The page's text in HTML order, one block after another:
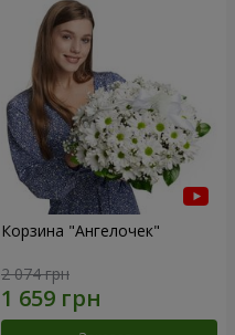
Корзина "Ангелочек"
2 074 грн